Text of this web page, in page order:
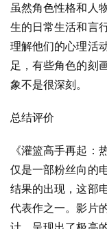
虽然角色性格和人
生的日常生活和言
理解他们的心理活
足，有些角色的刻
象不是很深刻。
总结评价
《灌篮高手再起：
仅是一部粉丝向的
结果的出现，这部
代表作之一。影片